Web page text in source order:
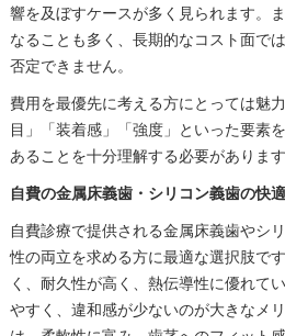
響を及ぼすケースが多く見られます。
なることも多く、長期的なコスト面で
否定できません。
費用を最優先に考える方にとっては魅
目」「装着感」「強度」といった要素
あることを十分理解する必要があります
自費の金属床義歯・シリコン義歯の快
自費診療で提供される金属床義歯やシ
性の両立を求める方に最適な選択肢で
く、耐久性が高く、熱伝導性に優れて
やすく、違和感が少ないのが大きなメ